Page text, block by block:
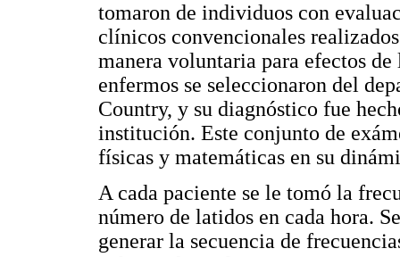
tomaron de individuos con
clínicos convencionales
manera voluntaria para efectos
enfermos se seleccionaron del
Country, y su diagnóstico fue
institución. Este conjunto de
físicas y matemáticas en su
A cada paciente se le tomó la
número de latidos en cada hora.
generar la secuencia de